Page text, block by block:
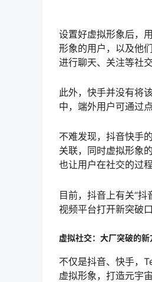
设置好虚拟形象后，
形象的用户，以及他
进行聊天、关注等社交
此外，快手并没有将
中，端外用户可通过
不难发现，抖音快手
关联，同时虚拟形象
也让用户在社交的过
目前，抖音上有关“
视频平台打开新突破
虚拟社交：大厂突破的新
不仅是抖音、快手，
虚拟形象，打造元宇